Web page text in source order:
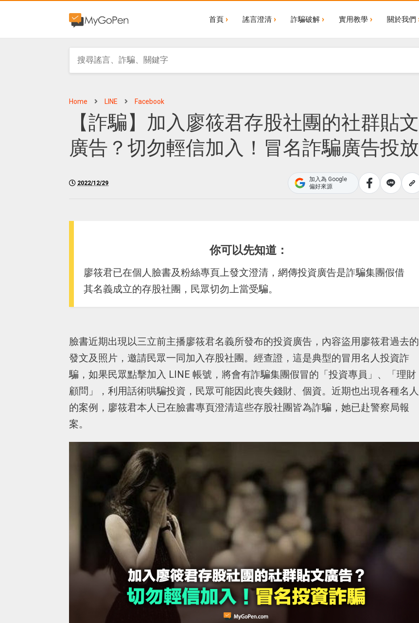
首頁 謠言澄清 詐騙破解 實用教學 關於我們
Home LINE Facebook
【詐騙】加入廖筱君存股社團的社群貼文
廣告？切勿輕信加入！冒名詐騙廣告投放
2022/12/29
加入為 Google
偏好來源
你可以先知道：
廖筱君已在個人臉書及粉絲專頁上發文澄清，網傳投資廣告是詐騙集團假借
其名義成立的存股社團，民眾切勿上當受騙。
臉書近期出現以三立前主播廖筱君名義所發布的投資廣告，內容盜用廖筱君過去的
發文及照片，邀請民眾一同加入存股社團。經查證，這是典型的冒用名人投資詐
騙，如果民眾點擊加入 LINE 帳號，將會有詐騙集團假冒的「投資專員」、「理財
顧問」，利用話術哄騙投資，民眾可能因此喪失錢財、個資。近期也出現各種名人
的案例，廖筱君本人已在臉書專頁澄清這些存股社團皆為詐騙，她已赴警察局報
案。